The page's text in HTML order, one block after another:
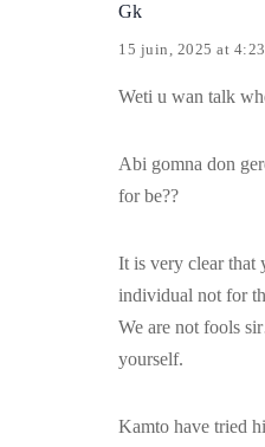
Gk
15 juin, 2025 at
Weti u wan talk
Abi gomna don
for be??
It is very clear that
individual not for
We are not fools
yourself.
Kamto have tried